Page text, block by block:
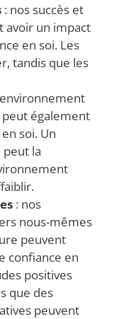
: nos succès et
avoir un impact
en soi. Les
tandis que les
peut également
soi. Un
la
: nos
nous-mêmes
peuvent
confiance en
positives
que des
peuvent